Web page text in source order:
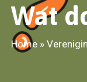
Wat
Home »